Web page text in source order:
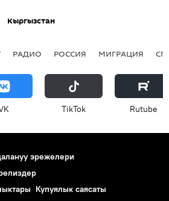
Кыргызстан
РАДИО РОССИЯ МИГРАЦИЯ
ТikТоk Rutube
эрежелери
Купуялык саясаты